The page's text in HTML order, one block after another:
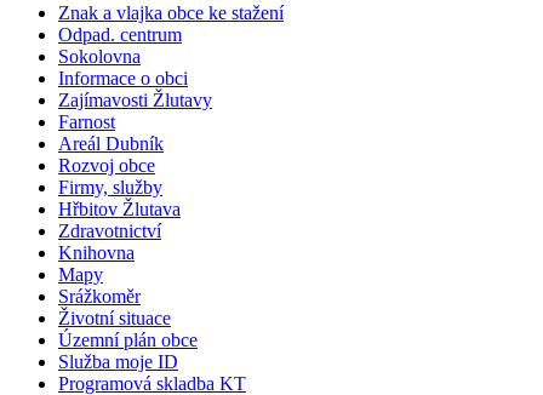
Znak a vlajka obce ke stažení
Odpad. centrum
Sokolovna
Informace o obci
Zajímavosti Žlutavy
Farnost
Areál Dubník
Rozvoj obce
Firmy, služby
Hřbitov Žlutava
Zdravotnictví
Knihovna
Mapy
Srážkoměr
Životní situace
Územní plán obce
Služba moje ID
Programová skladba KT